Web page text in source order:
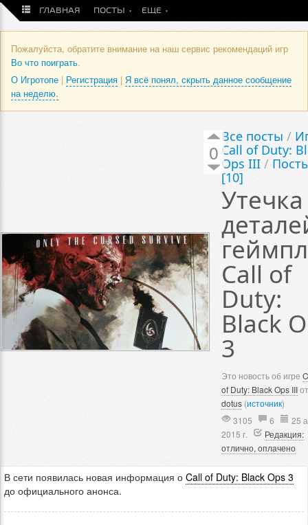
ГЛАВНАЯ ПОСТЫ ЕЩЕ
Пожалуйста, обратите внимание на наш сервис рекомендаций игр
Во что поиграть.
О Игротопе | Регистрация | Я всё понял, скрыть данное сообщение
на неделю.
0
Все посты /
Call of Duty:
Ops III /
[10]
Утечка
Call of
Duty:
Black
3
Это новость об игре
of Duty: Black Ops IIIот
dotus (источник)
3105
6
25
2015 г.
Редакция:
отлично, оплачено
В сети появилась новая информация о Call of Duty: Black Ops 3
до официального анонса.